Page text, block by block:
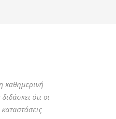
καθημερινή
ότι οι